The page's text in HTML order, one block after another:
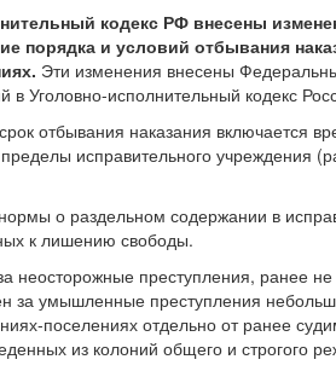
кодекс РФ внесены
порядка и условий отбывания
Эти изменения внесены
в Уголовно-исполнительный кодекс
отбывания наказания включается
исправительного учреждения
о раздельном содержании в
к лишению свободы.
неосторожные преступления, ранее
за умышленные преступления
поселениях отдельно от ранее
из колоний общего и строгого